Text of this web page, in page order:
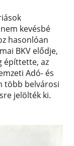
kevésbé
hasonlóan
BKV elődje,
építtette, az
Adó- és
több belvárosi
jelölték ki.